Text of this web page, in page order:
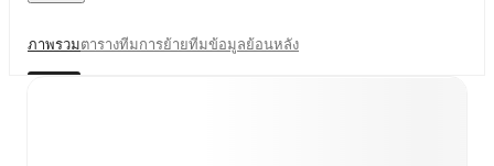
ภาพรวมตารางทีมการย้ายทีมข้อมูลย้อนหลัง